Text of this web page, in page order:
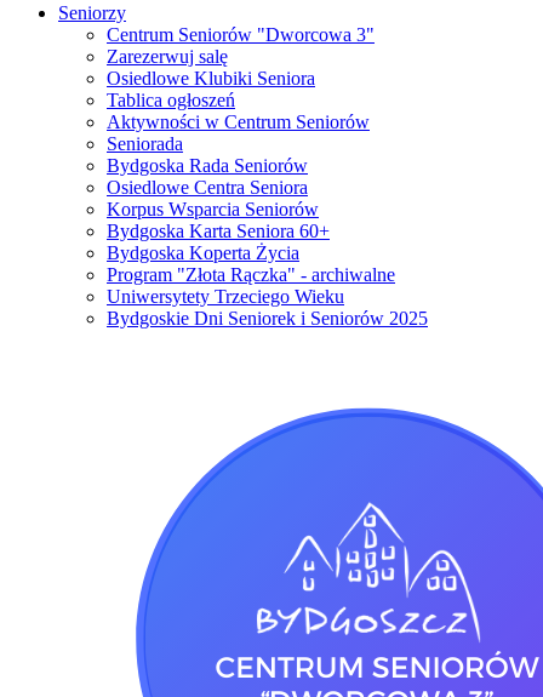
Seniorzy
Centrum Seniorów "Dworcowa 3"
Zarezerwuj salę
Osiedlowe Klubiki Seniora
Tablica ogłoszeń
Aktywności w Centrum Seniorów
Seniorada
Bydgoska Rada Seniorów
Osiedlowe Centra Seniora
Korpus Wsparcia Seniorów
Bydgoska Karta Seniora 60+
Bydgoska Koperta Życia
Program "Złota Rączka" - archiwalne
Uniwersytety Trzeciego Wieku
Bydgoskie Dni Seniorek i Seniorów 2025